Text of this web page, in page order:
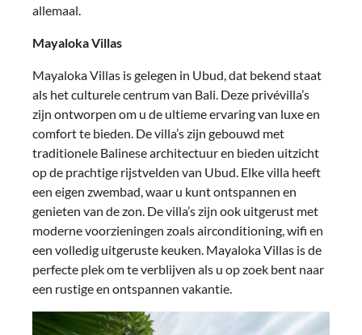
allemaal.
Mayaloka Villas
Mayaloka Villas is gelegen in Ubud, dat bekend staat
als het culturele centrum van Bali. Deze privévilla’s
zijn ontworpen om u de ultieme ervaring van luxe en
comfort te bieden. De villa’s zijn gebouwd met
traditionele Balinese architectuur en bieden uitzicht
op de prachtige rijstvelden van Ubud. Elke villa heeft
een eigen zwembad, waar u kunt ontspannen en
genieten van de zon. De villa’s zijn ook uitgerust met
moderne voorzieningen zoals airconditioning, wifi en
een volledig uitgeruste keuken. Mayaloka Villas is de
perfecte plek om te verblijven als u op zoek bent naar
een rustige en ontspannen vakantie.